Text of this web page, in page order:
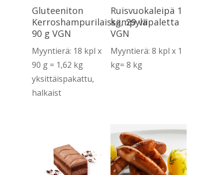
Lue Lisää
Gluteeniton
Kerroshampurilaissämpylä
90 g VGN
Myyntierä: 18 kpl x
90 g = 1,62 kg
yksittäispakattu,
halkaist
Lue Lisää
Ruisvuokaleipä 1
kg, 29 viipaletta
VGN
Myyntierä: 8 kpl x 1
kg= 8 kg